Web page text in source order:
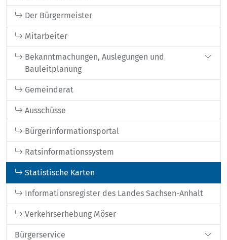
Der Bürgermeister
Mitarbeiter
Bekanntmachungen, Auslegungen und
Bauleitplanung
Gemeinderat
Ausschüsse
Bürgerinformationsportal
Ratsinformationssystem
Statistische Karten
Informationsregister des Landes Sachsen-Anhalt
Verkehrserhebung Möser
Bürgerservice